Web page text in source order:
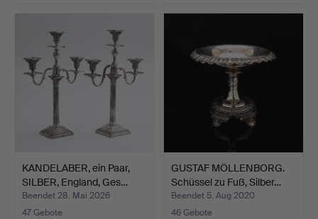
KANDELABER, ein Paar,
SILBER, England, Ges…
Beendet 28. Mai 2026
47 Gebote
GUSTAF MÖLLENBORG.
Schüssel zu Fuß, Silber…
Beendet 5. Aug 2020
46 Gebote